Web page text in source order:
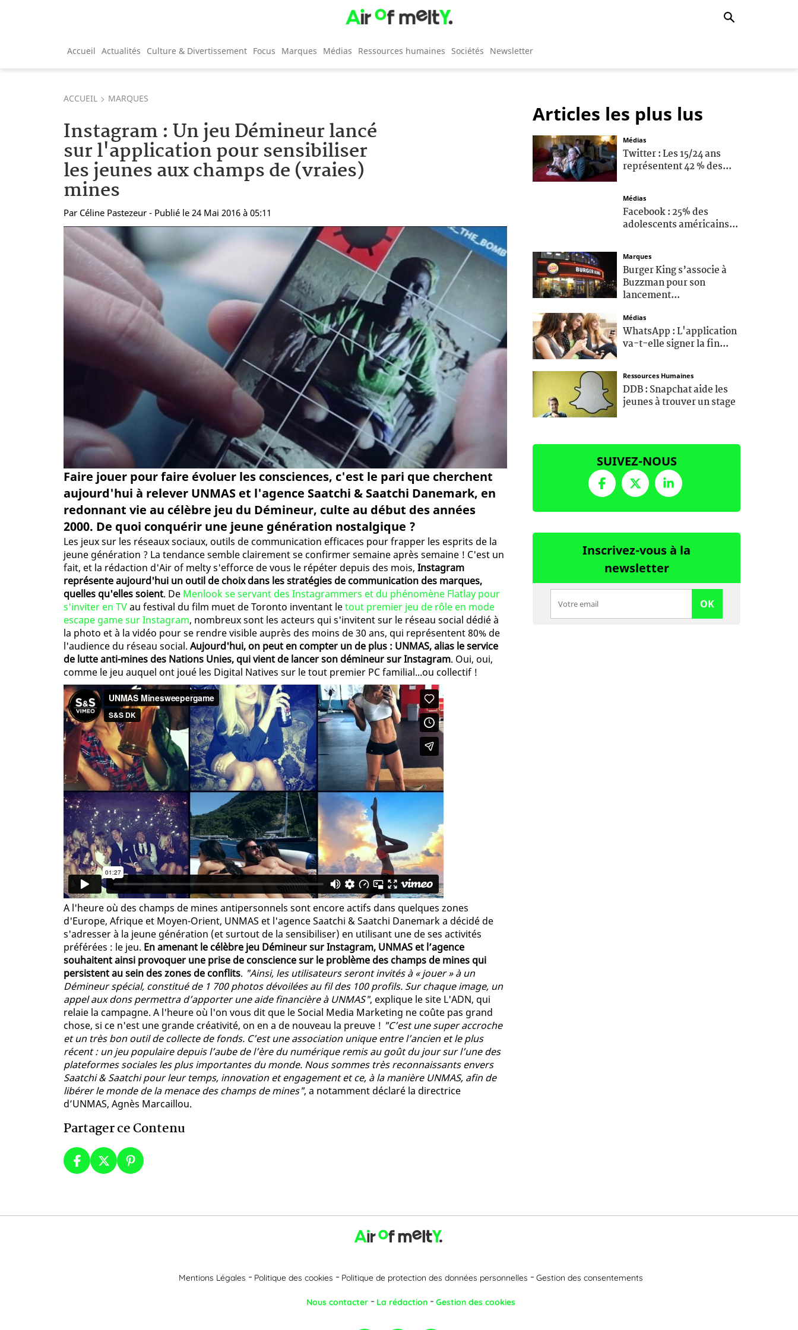
Accueil Actualités Culture & Divertissement Focus Marques Médias Ressources humaines Sociétés Newsletter
ACCUEIL MARQUES
Instagram : Un jeu Démineur lancé
sur l'application pour sensibiliser
les jeunes aux champs de (vraies)
mines
Par Céline Pastezeur - Publié le 24 Mai 2016 à 05:11
Faire jouer pour faire évoluer les consciences, c'est le pari que cherchent
aujourd'hui à relever UNMAS et l'agence Saatchi & Saatchi Danemark, en
redonnant vie au célèbre jeu du Démineur, culte au début des années
2000. De quoi conquérir une jeune génération nostalgique ?
Les jeux sur les réseaux sociaux, outils de communication efficaces pour frapper les esprits de la
jeune génération ? La tendance semble clairement se confirmer semaine après semaine ! C'est un
fait, et la rédaction d'Air of melty s'efforce de vous le répéter depuis des mois, Instagram
représente aujourd'hui un outil de choix dans les stratégies de communication des marques,
quelles qu'elles soient. De Menlook se servant des Instagrammers et du phénomène Flatlay pour
s'inviter en TVau festival du film muet de Toronto inventant letout premier jeu de rôle en mode
escape game sur Instagram, nombreux sont les acteurs qui s'invitent sur le réseau social dédié à
la photo et à la vidéo pour se rendre visible auprès des moins de 30 ans, qui représentent 80% de
l'audience du réseau social. Aujourd'hui, on peut en compter un de plus : UNMAS, alias le service
de lutte anti-mines des Nations Unies, qui vient de lancer son démineur sur Instagram. Oui, oui,
comme le jeu auquel ont joué les Digital Natives sur le tout premier PC familial...ou collectif !
A l'heure où des champs de mines antipersonnels sont encore actifs dans quelques zones
d'Europe, Afrique et Moyen-Orient, UNMAS et l'agence Saatchi & Saatchi Danemark a décidé de
s'adresser à la jeune génération (et surtout de la sensibiliser) en utilisant une de ses activités
préférées : le jeu. En amenant le célèbre jeu Démineur sur Instagram, UNMAS et l’agence
souhaitent ainsi provoquer une prise de conscience sur le problème des champs de mines qui
persistent au sein des zones de conflits. "Ainsi, les utilisateurs seront invités à « jouer » à un
Démineur spécial, constitué de 1 700 photos dévoilées au fil des 100 profils. Sur chaque image, un
appel aux dons permettra d’apporter une aide financière à UNMAS", explique le site L'ADN, qui
relaie la campagne. A l'heure où l'on vous dit que le Social Media Marketing ne coûte pas grand
chose, si ce n'est une grande créativité, on en a de nouveau la preuve ! "C’est une super accroche
et un très bon outil de collecte de fonds. C’est une association unique entre l’ancien et le plus
récent : un jeu populaire depuis l’aube de l’ère du numérique remis au goût du jour sur l’une des
plateformes sociales les plus importantes du monde. Nous sommes très reconnaissants envers
Saatchi & Saatchi pour leur temps, innovation et engagement et ce, à la manière UNMAS, afin de
libérer le monde de la menace des champs de mines", a notamment déclaré la directrice
d’UNMAS, Agnès Marcaillou.
Partager ce Contenu
Articles les plus lus
Médias
Twitter : Les 15/24 ans
représentent 42 % des...
Médias
Facebook : 25% des
adolescents américains...
Marques
Burger King s’associe à
Buzzman pour son
lancement...
Médias
WhatsApp : L'application
va-t-elle signer la fin...
Ressources Humaines
DDB : Snapchat aide les
jeunes à trouver un stage
SUIVEZ-NOUS
Inscrivez-vous à la
newsletter
OK
Mentions Légales Politique des cookies Politique de protection des données personnelles Gestion des consentements
Nous contacter La rédaction Gestion des cookies